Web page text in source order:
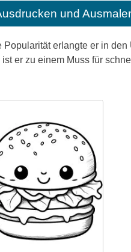
und
erlangte er in
er zu einem Muss für